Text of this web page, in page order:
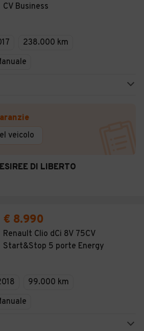
CV Business
238.000 km
veicolo
DI LIBERTO
€ 8.990
Renault Clio dCi 8V 75CV
Start&Stop 5 porte Energy
99.000 km